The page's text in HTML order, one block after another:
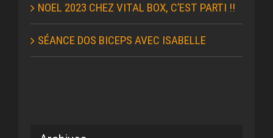
NOEL 2023 CHEZ VITAL BOX, C’EST PARTI !!
SÉANCE DOS BICEPS AVEC ISABELLE